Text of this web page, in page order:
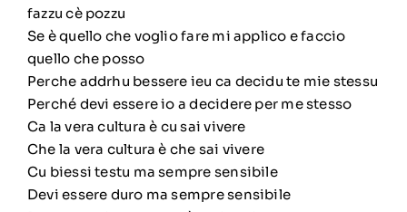
fazzu cè pozzu
Se è quello che voglio fare mi applico e faccio
quello che posso
Perche addrhu bessere ieu ca decidu te mie stessu
Perché devi essere io a decidere per me stesso
Ca la vera cultura è cu sai vivere
Che la vera cultura è che sai vivere
Cu biessi testu ma sempre sensibile
Devi essere duro ma sempre sensibile